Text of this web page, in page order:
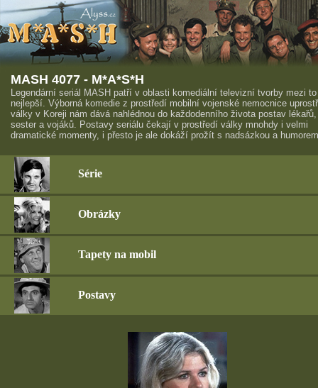
MASH 4077 - M*A*S*H
Legendární seriál MASH patří v oblasti komediální televizní tvorby mezi to
nejlepší. Výborná komedie z prostředí mobilní vojenské nemocnice
války v Koreji nám dává nahlédnou do každodenního života postav lékařů,
sester a vojáků. Postavy seriálu čekají v prostředí války mnohdy i velmi
dramatické momenty, i přesto je ale dokáží prožít s nadsázkou a
Série
Obrázky
Tapety na mobil
Postavy